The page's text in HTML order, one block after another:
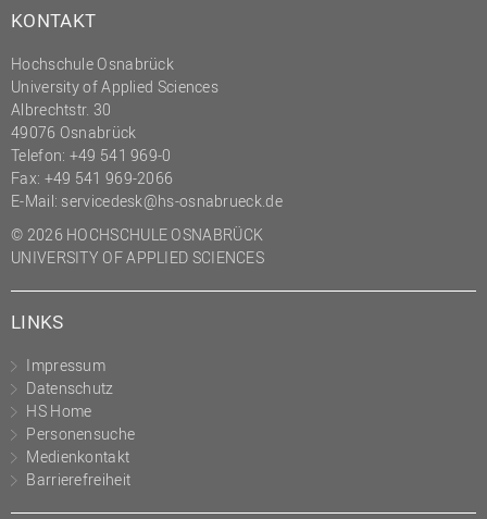
KONTAKT
Hochschule Osnabrück
University of Applied Sciences
Albrechtstr. 30
49076 Osnabrück
Telefon: +49 541 969-0
Fax: +49 541 969-2066
E-Mail: servicedesk@hs-osnabrueck.de
© 2026 HOCHSCHULE OSNABRÜCK
UNIVERSITY OF APPLIED SCIENCES
LINKS
Impressum
Datenschutz
HS Home
Personensuche
Medienkontakt
Barrierefreiheit